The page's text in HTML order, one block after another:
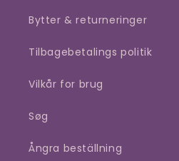
Bytter & returneringer
Tilbagebetalings politik
Vilkår for brug
Søg
Ångra beställning